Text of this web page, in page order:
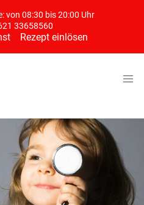
von 08:30 bis 20:00 Uhr
33658560
Rezept einlösen